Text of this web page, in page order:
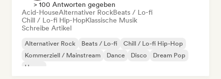
> 100 Antworten gegeben
Acid-HouseAlternativer RockBeats / Lo-fi
Chill / Lo-fi Hip-HopKlassische Musik
Schreibe Artikel
Alternativer Rock Beats / Lo-fi
Chill / Lo-fi Hip-Hop
Kommerziell / Mainstream
Dance Disco
Dream Pop
House